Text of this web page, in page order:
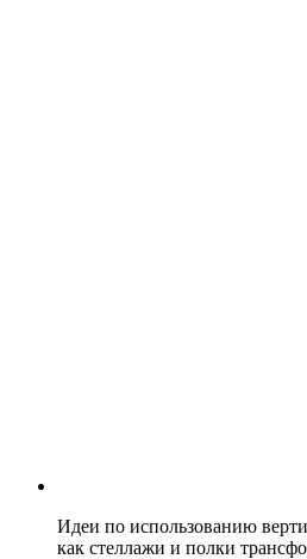
Идеи по использованию
как стеллажи и полки